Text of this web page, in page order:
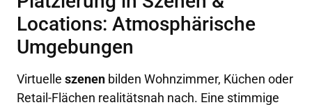
Locations: Atmosphärische
Umgebungen
Virtuelle szenen bilden Wohnzimmer, Küchen oder
Retail-Flächen realitätsnah nach. Eine stimmige